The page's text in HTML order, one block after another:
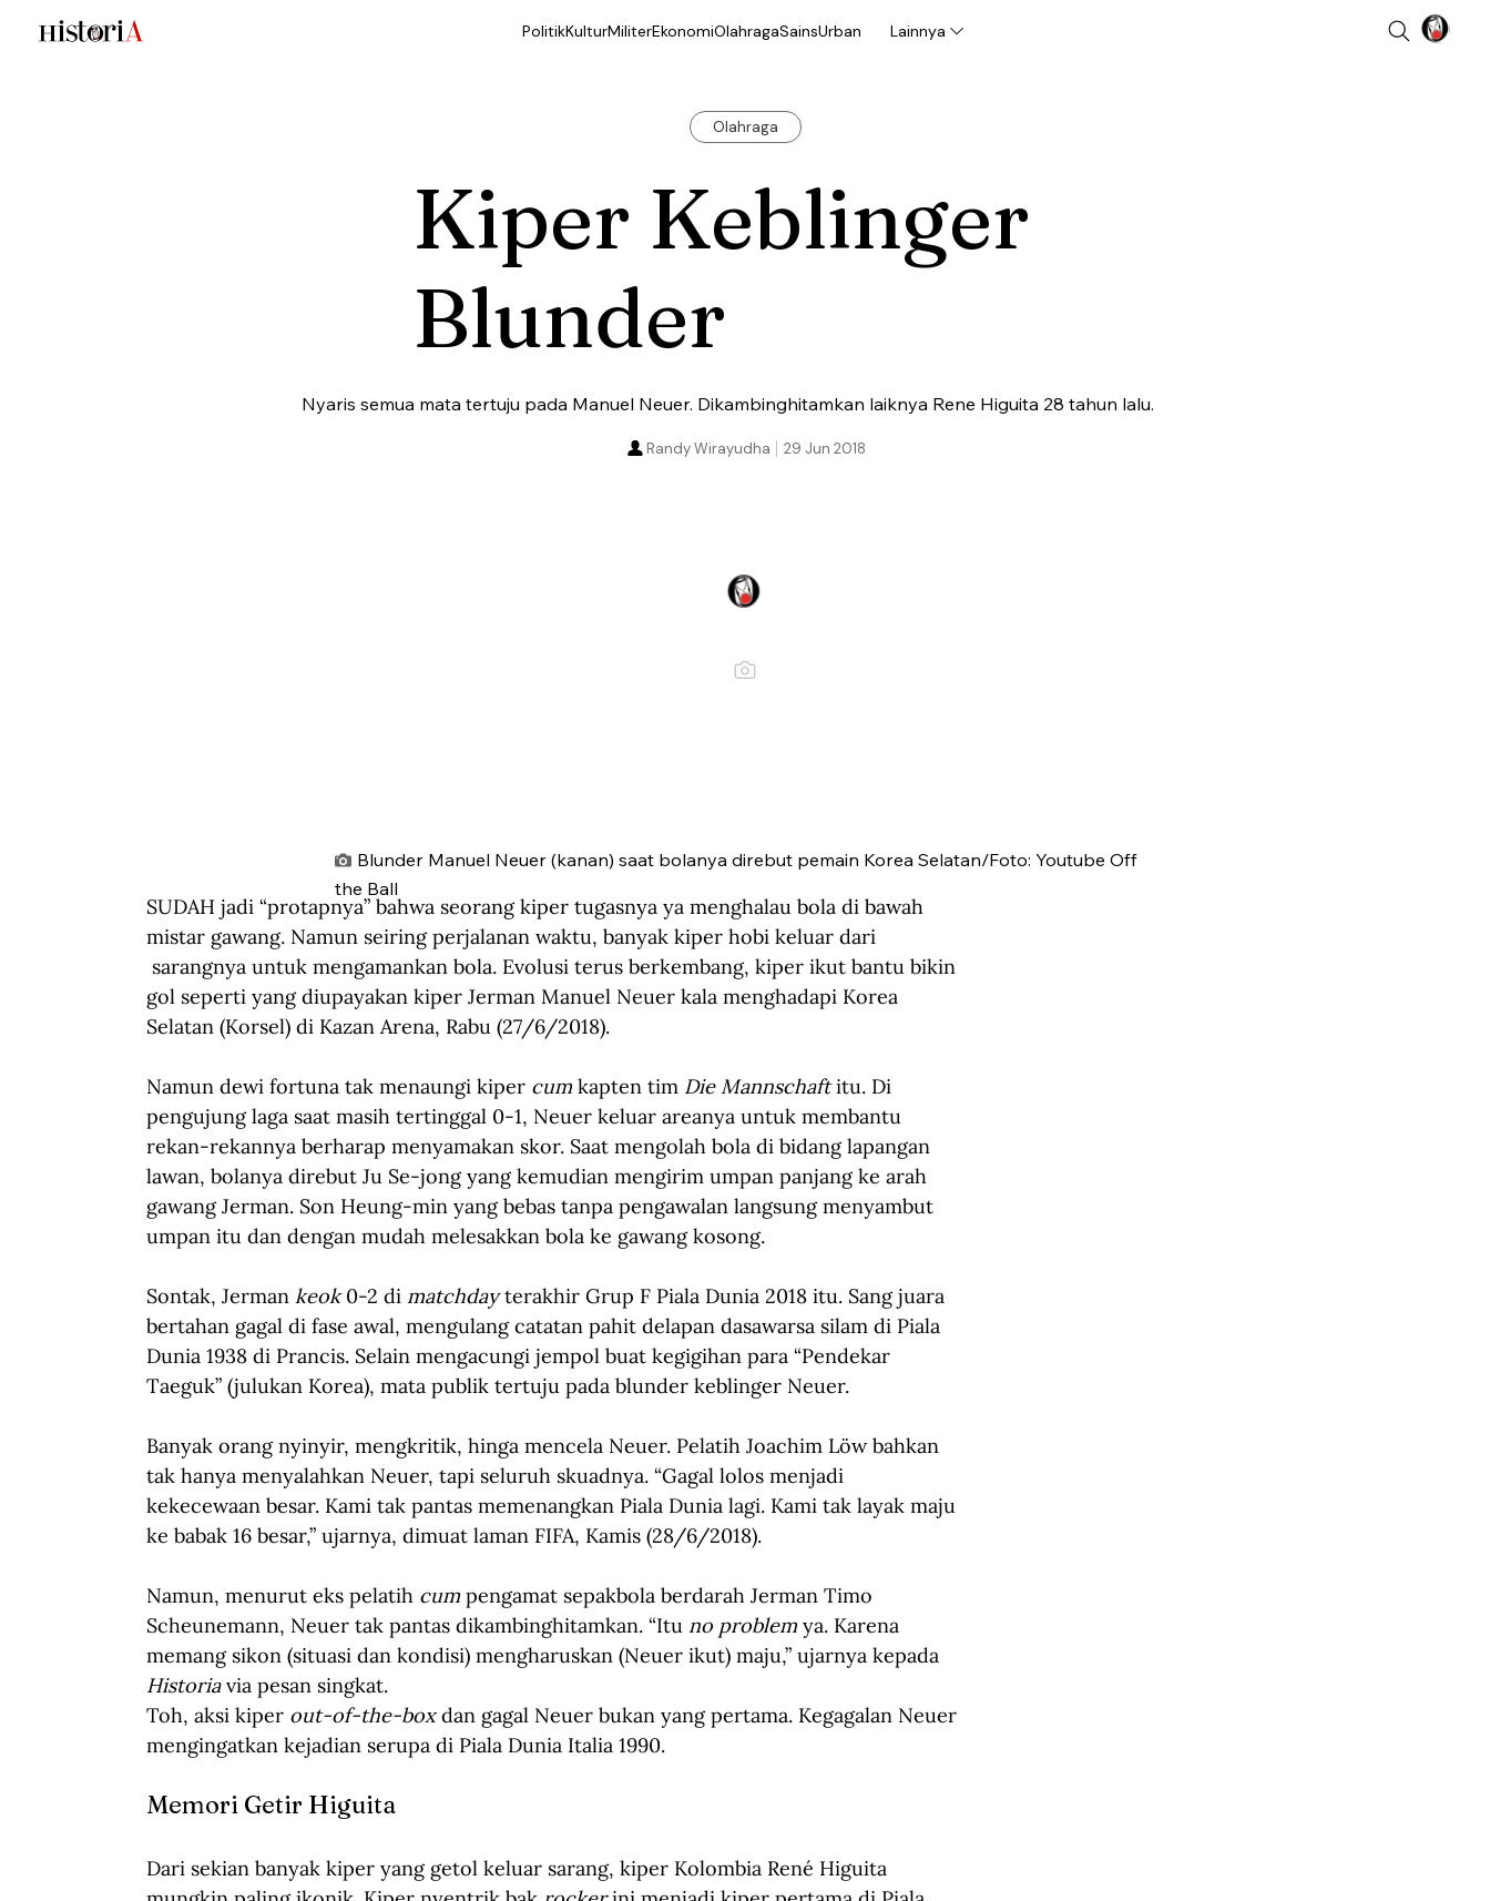
PolitikKulturMiliterEkonomiOlahragaSainsUrban Lainnya
Olahraga
Kiper Keblinger
Blunder
Nyaris semua mata tertuju pada Manuel Neuer. Dikambinghitamkan laiknya Rene Higuita 28 tahun lalu.
29 Jun 2018
Randy Wirayudha
Blunder Manuel Neuer (kanan) saat bolanya direbut pemain Korea Selatan/Foto: Youtube Off
the Ball
SUDAH jadi “protapnya” bahwa seorang kiper tugasnya ya menghalau bola di bawah
mistar gawang. Namun seiring perjalanan waktu, banyak kiper hobi keluar dari
sarangnya untuk mengamankan bola. Evolusi terus berkembang, kiper ikut bantu bikin
gol seperti yang diupayakan kiper Jerman Manuel Neuer kala menghadapi Korea
Selatan (Korsel) di Kazan Arena, Rabu (27/6/2018).
Namun dewi fortuna tak menaungi kiper cum kapten tim Die Mannschaft itu. Di
pengujung laga saat masih tertinggal 0-1, Neuer keluar areanya untuk membantu
rekan-rekannya berharap menyamakan skor. Saat mengolah bola di bidang lapangan
lawan, bolanya direbut Ju Se-jong yang kemudian mengirim umpan panjang ke arah
gawang Jerman. Son Heung-min yang bebas tanpa pengawalan langsung menyambut
umpan itu dan dengan mudah melesakkan bola ke gawang kosong.
Sontak, Jerman keok 0-2 di matchday terakhir Grup F Piala Dunia 2018 itu. Sang juara
bertahan gagal di fase awal, mengulang catatan pahit delapan dasawarsa silam di Piala
Dunia 1938 di Prancis. Selain mengacungi jempol buat kegigihan para “Pendekar
Taeguk” (julukan Korea), mata publik tertuju pada blunder keblinger Neuer.
Banyak orang nyinyir, mengkritik, hinga mencela Neuer. Pelatih Joachim Löw bahkan
tak hanya menyalahkan Neuer, tapi seluruh skuadnya. “Gagal lolos menjadi
kekecewaan besar. Kami tak pantas memenangkan Piala Dunia lagi. Kami tak layak maju
ke babak 16 besar,” ujarnya, dimuat laman FIFA, Kamis (28/6/2018).
Namun, menurut eks pelatih cum pengamat sepakbola berdarah Jerman Timo
Scheunemann, Neuer tak pantas dikambinghitamkan. “Itu no problem ya. Karena
memang sikon (situasi dan kondisi) mengharuskan (Neuer ikut) maju,” ujarnya kepada
Historia via pesan singkat.
Toh, aksi kiper out-of-the-box dan gagal Neuer bukan yang pertama. Kegagalan Neuer
mengingatkan kejadian serupa di Piala Dunia Italia 1990.
Memori Getir Higuita
Dari sekian banyak kiper yang getol keluar sarang, kiper Kolombia René Higuita